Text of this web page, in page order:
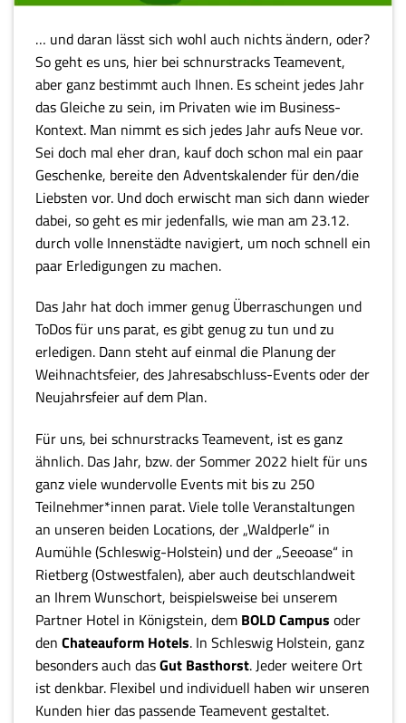
… und daran lässt sich wohl auch nichts ändern, oder?
So geht es uns, hier bei schnurstracks Teamevent,
aber ganz bestimmt auch Ihnen. Es scheint jedes Jahr
das Gleiche zu sein, im Privaten wie im Business-
Kontext. Man nimmt es sich jedes Jahr aufs Neue vor.
Sei doch mal eher dran, kauf doch schon mal ein paar
Geschenke, bereite den Adventskalender für den/die
Liebsten vor. Und doch erwischt man sich dann wieder
dabei, so geht es mir jedenfalls, wie man am 23.12.
durch volle Innenstädte navigiert, um noch schnell ein
paar Erledigungen zu machen.
Das Jahr hat doch immer genug Überraschungen und
ToDos für uns parat, es gibt genug zu tun und zu
erledigen. Dann steht auf einmal die Planung der
Weihnachtsfeier, des Jahresabschluss-Events oder der
Neujahrsfeier auf dem Plan.
Für uns, bei schnurstracks Teamevent, ist es ganz
ähnlich. Das Jahr, bzw. der Sommer 2022 hielt für uns
ganz viele wundervolle Events mit bis zu 250
Teilnehmer*innen parat. Viele tolle Veranstaltungen
an unseren beiden Locations, der „Waldperle“ in
Aumühle (Schleswig-Holstein) und der „Seeoase“ in
Rietberg (Ostwestfalen), aber auch deutschlandweit
an Ihrem Wunschort, beispielsweise bei unserem
Partner Hotel in Königstein, dem BOLD Campus oder
den Chateauform Hotels. In Schleswig Holstein, ganz
besonders auch dasGut Basthorst. Jeder weitere Ort
ist denkbar. Flexibel und individuell haben wir unseren
Kunden hier das passende Teamevent gestaltet.